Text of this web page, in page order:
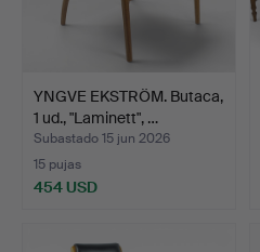
YNGVE EKSTRÖM. Butaca,
1 ud., "Laminett", …
Subastado 15 jun 2026
15 pujas
454 USD